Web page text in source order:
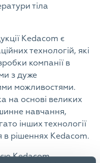
тіла
Kedacom є
технологій, які
компанії в
з дуже
можливостями.
на основі великих
навчання,
інших технології
в рішеннях Kedacom.
Kedacom,